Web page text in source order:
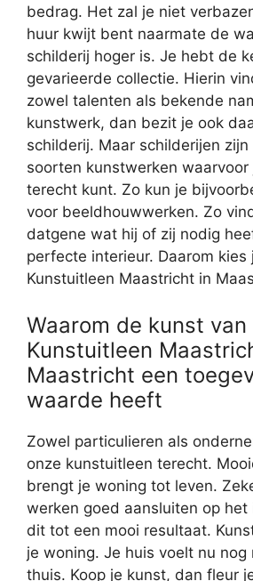
bedrag. Het zal je niet
huur kwijt bent naarmate de
schilderij hoger is. Je hebt de
gevarieerde collectie. Hierin
zowel talenten als bekende
kunstwerk, dan bezit je ook
schilderij. Maar schilderijen
soorten kunstwerken waarvoor
terecht kunt. Zo kun je
voor beeldhouwwerken. Zo
datgene wat hij of zij nodig
perfecte interieur. Daarom kies
Kunstuitleen Maastricht in
Waarom de kunst van
Kunstuitleen
Maastricht een
waarde heeft
Zowel particulieren als
onze kunstuitleen terecht.
brengt je woning tot leven.
werken goed aansluiten op het
dit tot een mooi resultaat.
je woning. Je huis voelt nu nog
thuis. Koop je kunst, dan fleur